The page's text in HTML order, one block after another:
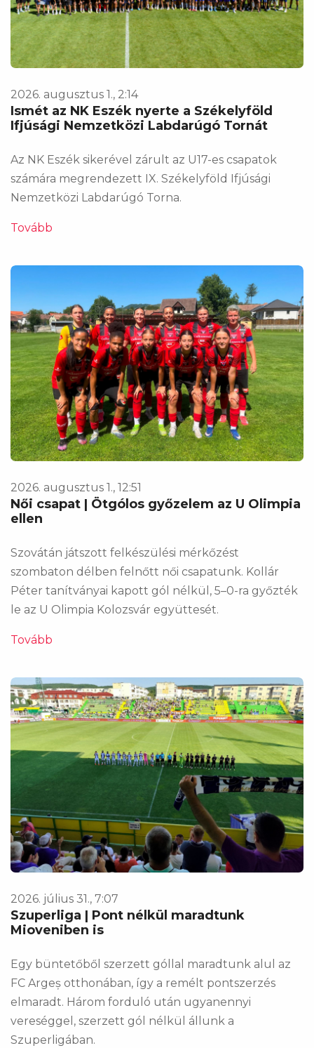
2026. augusztus 1., 2:14
Ismét az NK Eszék nyerte a Székelyföld
Ifjúsági Nemzetközi Labdarúgó Tornát
Az NK Eszék sikerével zárult az U17-es csapatok
számára megrendezett IX. Székelyföld Ifjúsági
Nemzetközi Labdarúgó Torna.
Tovább
2026. augusztus 1., 12:51
Női csapat | Ötgólos győzelem az U Olimpia
ellen
Szovátán játszott felkészülési mérkőzést
szombaton délben felnőtt női csapatunk. Kollár
Péter tanítványai kapott gól nélkül, 5–0-ra győzték
le az U Olimpia Kolozsvár együttesét.
Tovább
2026. július 31., 7:07
Szuperliga | Pont nélkül maradtunk
Mioveniben is
Egy büntetőből szerzett góllal maradtunk alul az
FC Argeș otthonában, így a remélt pontszerzés
elmaradt. Három forduló után ugyanennyi
vereséggel, szerzett gól nélkül állunk a
Szuperligában.